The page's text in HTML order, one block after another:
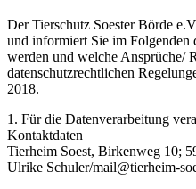
Der Tierschutz Soester Börde
und informiert Sie im Folgenden
werden und welche Ansprüche/
datenschutzrechtlichen
2018.
1. Für die Datenverarbeitung
Kontaktdaten
Tierheim Soest, Birkenweg 10;
Ulrike Schuler/mail@tierheim-